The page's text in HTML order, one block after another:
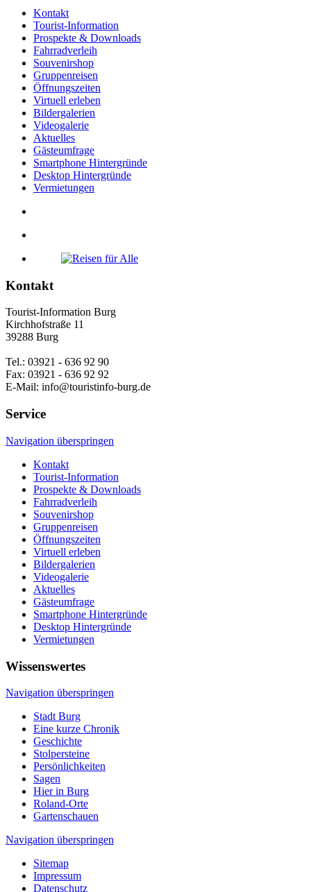
Kontakt
Tourist-Information
Prospekte & Downloads
Fahrradverleih
Souvenirshop
Gruppenreisen
Öffnungszeiten
Virtuell erleben
Bildergalerien
Videogalerie
Aktuelles
Gästeumfrage
Smartphone Hintergründe
Desktop Hintergründe
Vermietungen
Kontakt
Tourist-Information Burg
Kirchhofstraße 11
39288 Burg
Tel.: 03921 - 636 92 90
Fax: 03921 - 636 92 92
E-Mail: info@touristinfo-burg.de
Service
Navigation überspringen
Kontakt
Tourist-Information
Prospekte & Downloads
Fahrradverleih
Souvenirshop
Gruppenreisen
Öffnungszeiten
Virtuell erleben
Bildergalerien
Videogalerie
Aktuelles
Gästeumfrage
Smartphone Hintergründe
Desktop Hintergründe
Vermietungen
Wissenswertes
Navigation überspringen
Stadt Burg
Eine kurze Chronik
Geschichte
Stolpersteine
Persönlichkeiten
Sagen
Hier in Burg
Roland-Orte
Gartenschauen
Navigation überspringen
Sitemap
Impressum
Datenschutz